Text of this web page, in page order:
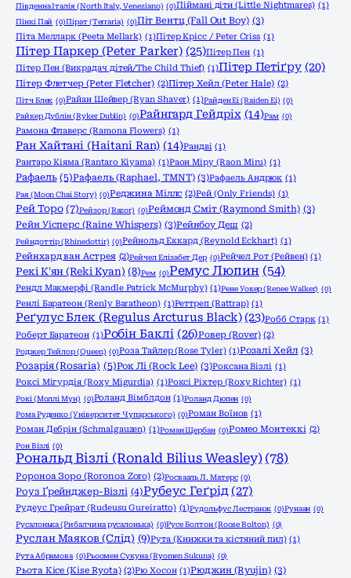
Південна Італія (North Italy, Veneziano) (0)Піймані діти (Little Nightmares) (1)
Пінкі Пай (0)Пірат (Terraria) (0)Піт Вентц (Fall Out Boy) (3)
Піта Мелларк (Peeta Mellark) (1)Пітер Крісс / Peter Criss (1)
Пітер Паркер (Peter Parker) (25)Пітер Пен (1)
Пітер Пен (Викрадач дітей/The Child Thief) (1)Пітер Петіґру (20)
Пітер Флетчер (Peter Fletcher) (2)Пітер Хейл (Peter Hale) (2)
Пітч Блек (0)Райан Шейвер (Ryan Shaver) (1)Райден Еі (Raiden Ei) (0)
Райкер Дублін (Ryker Dublin) (0)Райнгард Гейдріх (14)Рам (0)
Рамона Флаверс (Ramona Flowers) (1)
Ран Хайтані (Haitani Ran) (14)Рандві (1)
Рантаро Кіяма (Rantaro Kiyama) (1)Раон Міру (Raon Miru) (1)
Рафаель (5)Рафаель (Raphael, TMNT) (3)Рафаель Андрюк (1)
Рая (Moon Chai Story) (0)Реджина Міллс (2)Рей (Only Friends) (1)
Рей Торо (7)Рейзор (Razor) (0)Реймонд Сміт (Raymond Smith) (3)
Рейн Уісперс (Raine Whispers) (3)Рейнбоу Деш (2)
Рейндоттір (Rhinedottir) (0)Рейнольд Еккард (Reynold Eckhart) (1)
Рейнхард ван Астрея (2)Рейчел Елізабет Дер (0)Рейчел Рот (Рейвен) (1)
Рекі К'ян (Reki Kyan) (8)Рем (0)Ремус Люпин (54)
Рендл Макмерфі (Randle Patrick McMurphy) (1)Рене Уокер (Renee Walker) (0)
Ренлі Баратеон (Renly Baratheon) (1)Реттреп (Rattrap) (1)
Реґулус Блек (Regulus Arcturus Black) (23)Робб Старк (1)
Роберт Баратеон (1)Робін Баклі (26)Ровер (Rover) (2)
Роджер Тейлор (Queen) (0)Роза Тайлер (Rose Tyler) (1)Розалі Хейл (3)
Розарія (Rosaria) (5)Рок Лі (Rock Lee) (3)Роксана Візлі (1)
Роксі Мігурдія (Roxy Migurdia) (1)Роксі Ріхтер (Roxy Richter) (1)
Рокі (Моллі Мун) (0)Роланд Вімблдон (1)Роланд Дюпен (0)
Рома Руденко (Університет Чупарського) (0)Роман Воїнов (1)
Роман Дебрін (Schmalgauzen) (1)Роман Щербан (0)Ромео Монтеккі (2)
Рон Візлі (0)
Рональд Візлі (Ronald Bilius Weasley) (78)
Ророноа Зоро (Roronoa Zoro) (2)Росвааль Л. Матерс (0)
Роуз Ґрейнджер-Візлі (4)Рубеус Геґрід (27)
Рудеус Грейрат (Rudeusu Gureiratto) (1)Рудольфус Лестранж (0)Рунаан (0)
Русалонька (Рибалчина русалонька) (0)Русе Болтон (Roose Bolton) (0)
Руслан Маяков (Слід) (9)Рута (Книжки та кістяний пил) (1)
Рута Абрамова (0)Рьоомен Сукуна (Ryomen Sukuna) (0)
Рьота Кісе (Kise Ryota) (2)Рю Хосон (1)Рюджин (Ryujin) (3)